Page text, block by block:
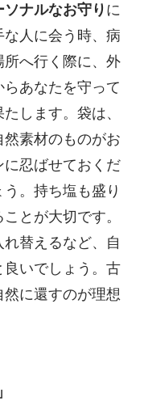
ナルなお守り に
人に会う時、病
所へ行く際に、外
あなたを守って
します。袋は、
素材のものがお
忍ばせておくだ
。持ち塩も盛り
とが大切です。
替えるなど、自
いでしょう。古
に還すのが理想